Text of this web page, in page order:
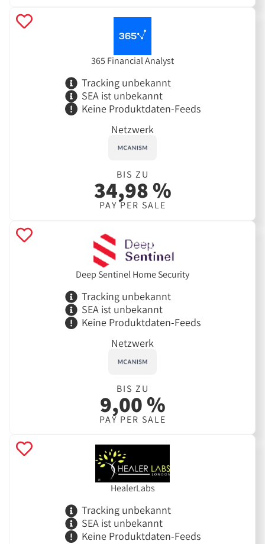
365 Financial Analyst
Tracking unbekannt
SEA ist unbekannt
Keine Produktdaten-Feeds
Netzwerk
BIS ZU
34,98 %
PAY PER SALE
Deep Sentinel Home Security
Tracking unbekannt
SEA ist unbekannt
Keine Produktdaten-Feeds
Netzwerk
BIS ZU
9,00 %
PAY PER SALE
HealerLabs
Tracking unbekannt
SEA ist unbekannt
Keine Produktdaten-Feeds